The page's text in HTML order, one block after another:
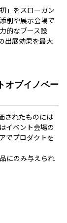
」をスローガン
削や展示会場で
的なブース設
出展効果を最大
オブイノベー
されたものには
イベント会場の
でプロダクトを
にのみ与えられ